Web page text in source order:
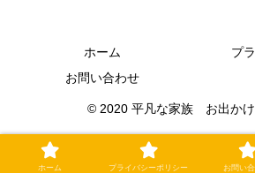
ホーム
プ
お問い合わせ
© 2020 平凡な家族 お出かけ
ホーム プライバシーポリシー お問い